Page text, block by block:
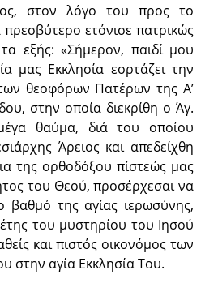
στον λόγο του προς το
ετόνισε πατρικώς
εξής: «Σήμερον, παιδί μου
μας Εκκλησία εορτάζει την
θεοφόρων Πατέρων της Α’
στην οποία διεκρίθη ο Άγ.
θαύμα, διά του οποίου
Άρειος και απεδείχθη
της ορθοδόξου πίστεώς μας
του Θεού, προσέρχεσαι να
βαθμό της αγίας ιερωσύνης,
του μυστηρίου του Ιησού
και πιστός οικονόμος των
στην αγία Εκκλησία Του.